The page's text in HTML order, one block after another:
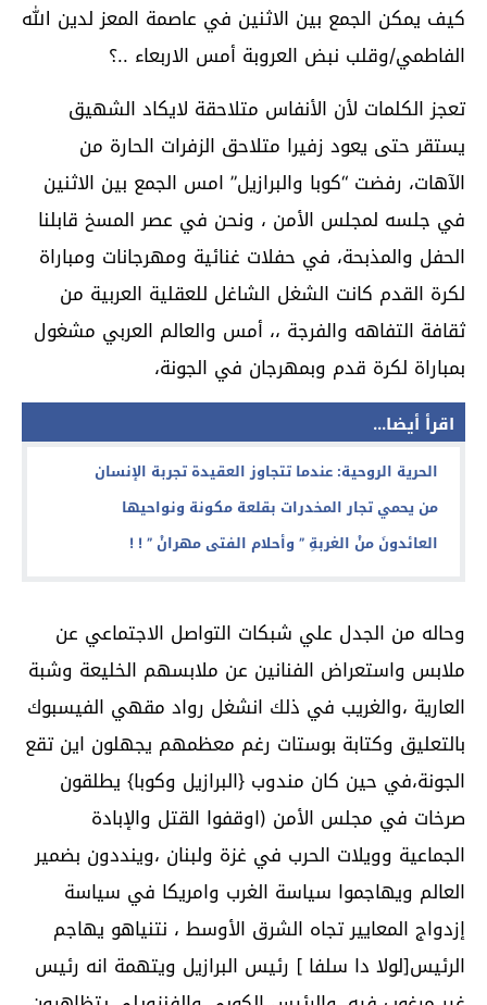
كيف يمكن الجمع بين الاثنين في عاصمة المعز لدين الله
الفاطمي/وقلب نبض العروبة أمس الاربعاء ..؟
تعجز الكلمات لأن الأنفاس متلاحقة لايكاد الشهيق
يستقر حتى يعود زفيرا متلاحق الزفرات الحارة من
الآهات، رفضت “كوبا والبرازيل” امس الجمع بين الاثنين
في جلسه لمجلس الأمن ، ونحن في عصر المسخ قابلنا
الحفل والمذبحة، في حفلات غنائية ومهرجانات ومباراة
لكرة القدم كانت الشغل الشاغل للعقلية العربية من
ثقافة التفاهه والفرجة ،، أمس والعالم العربي مشغول
بمباراة لكرة قدم وبمهرجان في الجونة،
اقرأ أيضا...
الحرية الروحية: عندما تتجاوز العقيدة تجربة الإنسان
من يحمي تجار المخدرات بقلعة مكونة ونواحيها
العائدونَ منْ الغربةِ ” وأحلام الفتى مهرانْ ” ! !
وحاله من الجدل علي شبكات التواصل الاجتماعي عن
ملابس واستعراض الفنانين عن ملابسهم الخليعة وشبة
العارية ،والغريب في ذلك انشغل رواد مقهي الفيسبوك
بالتعليق وكتابة بوستات رغم معظمهم يجهلون اين تقع
الجونة،في حين كان مندوب {البرازيل وكوبا} يطلقون
صرخات في مجلس الأمن (اوقفوا القتل والإبادة
الجماعية وويلات الحرب في غزة ولبنان ،وينددون بضمير
العالم ويهاجموا سياسة الغرب وامريكا في سياسة
إزدواج المعايير تجاه الشرق الأوسط ، نتنياهو يهاجم
الرئيس[لولا دا سلفا ] رئيس البرازيل ويتهمة انه رئيس